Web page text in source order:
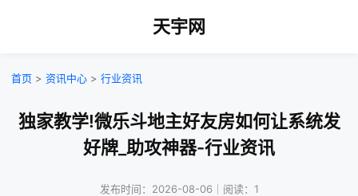
天宇网
首页 > 资讯中心 > 行业资讯
独家教学!微乐斗地主好友房如何让系统发
好牌_助攻神器-行业资讯
发布时间：2026-08-06｜阅读：1